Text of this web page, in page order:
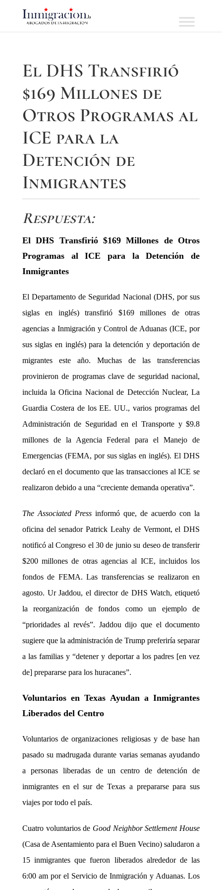
El DHS Transfirió
$169 Millones de
Otros Programas al
ICE para la
Detención de
Inmigrantes
Respuesta:
El DHS Transfirió $169 Millones de Otros
Programas al ICE para la Detención de
Inmigrantes
El Departamento de Seguridad Nacional (DHS, por sus
siglas en inglés) transfirió $169 millones de otras
agencias a Inmigración y Control de Aduanas (ICE, por
sus siglas en inglés) para la detención y deportación de
migrantes este año. Muchas de las transferencias
provinieron de programas clave de seguridad nacional,
incluida la Oficina Nacional de Detección Nuclear, La
Guardia Costera de los EE. UU., varios programas del
Administración de Seguridad en el Transporte y $9.8
millones de la Agencia Federal para el Manejo de
Emergencias (FEMA, por sus siglas en inglés). El DHS
declaró en el documento que las transacciones al ICE se
realizaron debido a una “creciente demanda operativa”.
The Associated Pressinformó que, de acuerdo con la
oficina del senador Patrick Leahy de Vermont, el DHS
notificó al Congreso el 30 de junio su deseo de transferir
$200 millones de otras agencias al ICE, incluidos los
fondos de FEMA. Las transferencias se realizaron en
agosto. Ur Jaddou, el director de DHS Watch, etiquetó
la reorganización de fondos como un ejemplo de
“prioridades al revés”. Jaddou dijo que el documento
sugiere que la administración de Trump preferiría separar
a las familias y “detener y deportar a los padres [en vez
de] prepararse para los huracanes”.
Voluntarios en Texas Ayudan a Inmigrantes
Liberados del Centro
Voluntarios de organizaciones religiosas y de base han
pasado su madrugada durante varias semanas ayudando
a personas liberadas de un centro de detención de
inmigrantes en el sur de Texas a prepararse para sus
viajes por todo el país.
Cuatro voluntarios de Good Neighbor Settlement House
(Casa de Asentamiento para el Buen Vecino) saludaron a
15 inmigrantes que fueron liberados alrededor de las
6:00 am por el Servicio de Inmigración y Aduanas. Los